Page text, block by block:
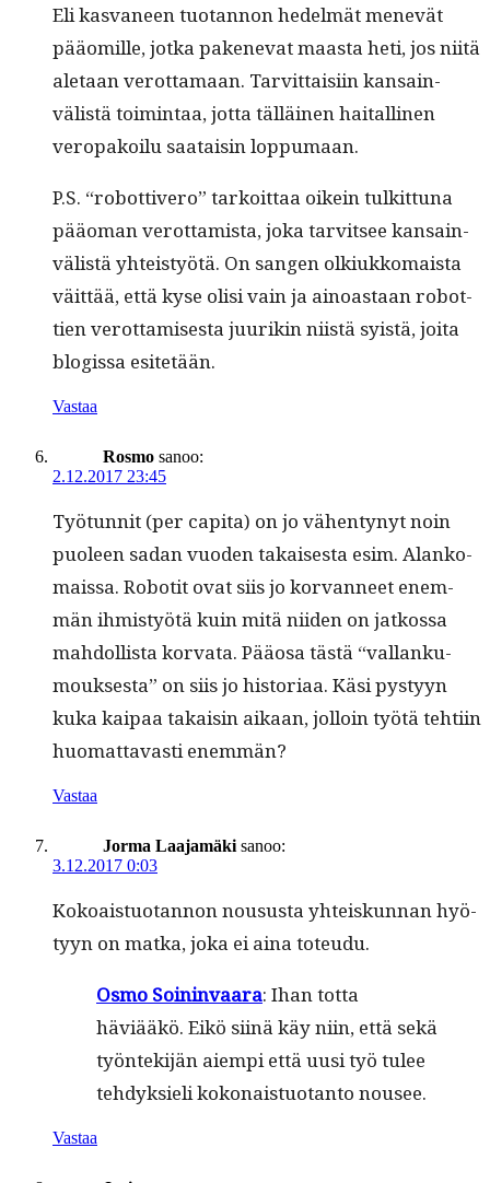
Eli kas­va­neen tuotan­non hedelmät menevät
pääomille, jot­ka pak­enevat maas­ta heti, jos niitä
ale­taan verot­ta­maan. Tarvit­taisi­in kan­sain­
välistä toim­intaa, jot­ta täl­läi­nen haitalli­nen
veropakoilu saataisin loppumaan.
P.S. “robot­tivero” tarkoit­taa oikein tulkit­tuna
pääo­man verot­tamista, joka tarvit­see kan­sain­
välistä yhteistyötä. On san­gen olk­iukko­maista
väit­tää, että kyse olisi vain ja ain­oas­taan robot­
tien verot­tamis­es­ta juurikin niistä syistä, joi­ta
blo­gis­sa esitetään.
Vastaa
Rosmo sanoo:
2.12.2017 23:45
Työ­tun­nit (per capi­ta) on jo vähen­tynyt noin
puoleen sadan vuo­den takaises­ta esim. Alanko­
mais­sa. Robot­it ovat siis jo kor­van­neet enem­
män ihmistyötä kuin mitä niiden on jatkos­sa
mah­dol­lista kor­va­ta. Pääosa tästä “val­lanku­
mouk­ses­ta” on siis jo his­to­ri­aa. Käsi pystyyn
kuka kaipaa takaisin aikaan, jol­loin työtä tehti­in
huo­mat­tavasti enemmän?
Vastaa
Jorma Laajamäki sanoo:
3.12.2017 0:03
Kokoais­tuotan­non nousus­ta yhteiskun­nan hyö­
tyyn on mat­ka, joka ei aina toteudu.
Osmo Soin­in­vaara: Ihan tot­ta
häviääkö. Eikö siinä käy niin, että sekä
työn­tek­i­jän aiem­pi että uusi työ tulee
tehdyk­sieli kokon­ais­tuotan­to nousee.
Vastaa